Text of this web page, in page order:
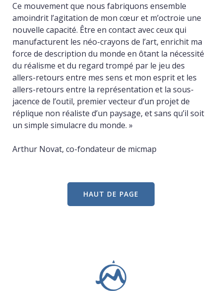
Ce mouvement que nous fabriquons ensemble
amoindrit l’agitation de mon cœur et m’octroie une
nouvelle capacité. Être en contact avec ceux qui
manufacturent les néo-crayons de l’art, enrichit ma
force de description du monde en ôtant la nécessité
du réalisme et du regard trompé par le jeu des
allers-retours entre mes sens et mon esprit et les
allers-retours entre la représentation et la sous-
jacence de l’outil, premier vecteur d’un projet de
réplique non réaliste d’un paysage, et sans qu’il soit
un simple simulacre du monde. »
Arthur Novat, co-fondateur de micmap
HAUT DE PAGE